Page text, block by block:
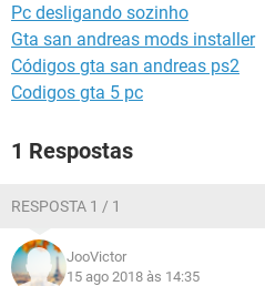
Pc desligando sozinho
Gta san andreas mods installer
Códigos gta san andreas ps2
Codigos gta 5 pc
1 Respostas
RESPOSTA 1 / 1
JooVictor
15 ago 2018 às 14:35